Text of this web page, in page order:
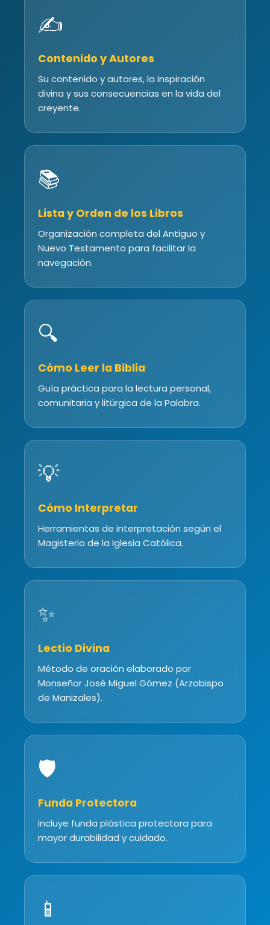
✍️
Contenido y Autores
Su contenido y autores, la inspiración
divina y sus consecuencias en la vida del
creyente.
📚
Lista y Orden de los Libros
Organización completa del Antiguo y
Nuevo Testamento para facilitar la
navegación.
🔍
Cómo Leer la Biblia
Guía práctica para la lectura personal,
comunitaria y litúrgica de la Palabra.
💡
Cómo Interpretar
Herramientas de interpretación según el
Magisterio de la Iglesia Católica.
✨
Lectio Divina
Método de oración elaborado por
Monseñor José Miguel Gómez (Arzobispo
de Manizales).
🛡️
Funda Protectora
Incluye funda plástica protectora para
mayor durabilidad y cuidado.
📱